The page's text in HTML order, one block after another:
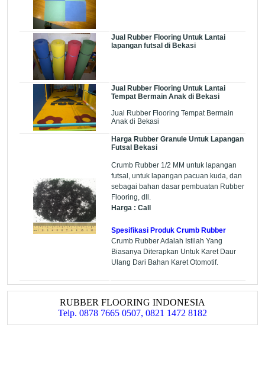
Jual Rubber Flooring Untuk Lantai
lapangan futsal di Bekasi
Jual Rubber Flooring Untuk Lantai
Tempat Bermain Anak di Bekasi
Jual Rubber Flooring Tempat Bermain
Anak di Bekasi
Harga Rubber Granule Untuk Lapangan
Futsal Bekasi
Crumb Rubber 1/2 MM untuk lapangan
futsal, untuk lapangan pacuan kuda, dan
sebagai bahan dasar pembuatan Rubber
Flooring, dll.
Harga : Call
Spesifikasi Produk Crumb Rubber
Crumb Rubber Adalah Istilah Yang
Biasanya Diterapkan Untuk Karet Daur
Ulang Dari Bahan Karet Otomotif.
RUBBER FLOORING INDONESIA
Telp. 0878 7665 0507, 0821 1472 8182